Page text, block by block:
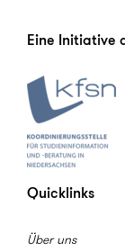
Eine Initiative
Quicklinks
Über uns